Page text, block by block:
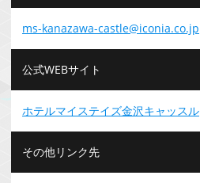
ms-kanazawa-castle@iconia.co.jp
公式WEBサイト
ホテルマイステイズ金沢キャッスル
その他リンク先